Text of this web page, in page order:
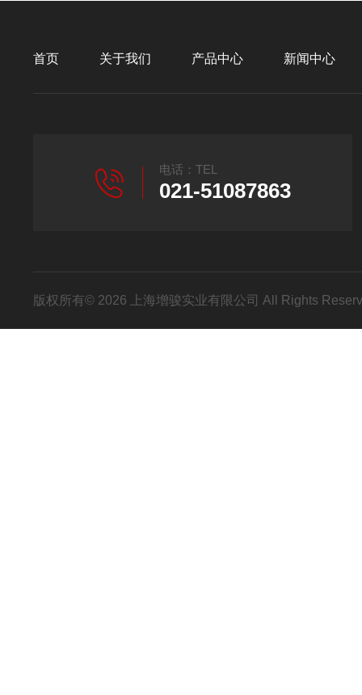
首页 关于我们 产品中心 新闻中心
电话：TEL
021-51087863
版权所有© 2026 上海增骏实业有限公司 All Rights